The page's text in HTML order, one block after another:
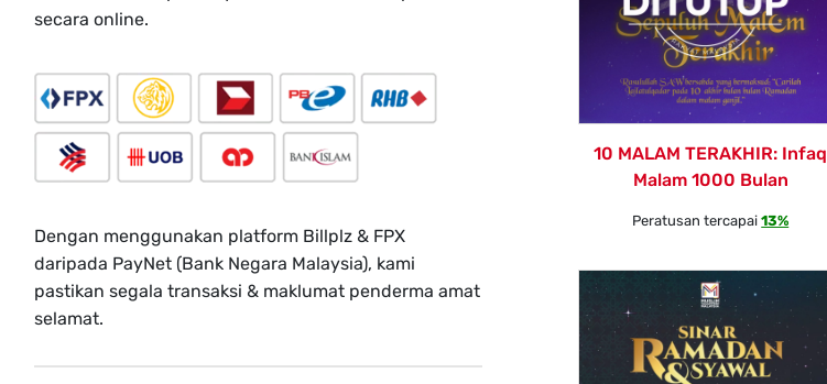
secara online.
Dengan menggunakan platform Billplz & FPX
daripada PayNet (Bank Negara Malaysia), kami
pastikan segala transaksi & maklumat penderma amat
selamat.
10 MALAM TERAKHIR: Infaq
Malam 1000 Bulan
Peratusan tercapai13%